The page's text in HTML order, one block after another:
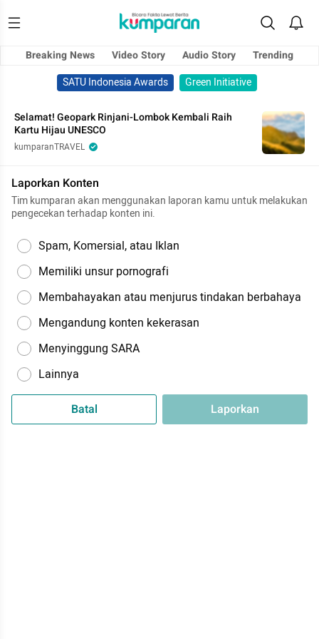
Breaking News Video Story Audio Story
Trending
SATU Indonesia Awards
Green Initiative
Selamat! Geopark Rinjani-Lombok Kembali Raih
Kartu Hijau UNESCO
kumparanTRAVEL
Laporkan Konten
Tim kumparan akan menggunakan laporan kamu untuk melakukan
pengecekan terhadap konten ini.
Spam, Komersial, atau Iklan
Memiliki unsur pornografi
Membahayakan atau menjurus tindakan berbahaya
Mengandung konten kekerasan
Menyinggung SARA
Lainnya
Batal Laporkan